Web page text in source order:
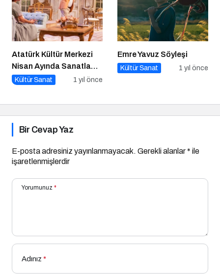
Atatürk Kültür Merkezi
Nisan Ayında Sanatla
Dolup Taşıyor
Kültür Sanat 1 yıl önce
Emre Yavuz Söyleşi
Kültür Sanat 1 yıl önce
Bir Cevap Yaz
E-posta adresiniz yayınlanmayacak. Gerekli alanlar* ile
işaretlenmişlerdir
Yorumunuz *
Adınız *